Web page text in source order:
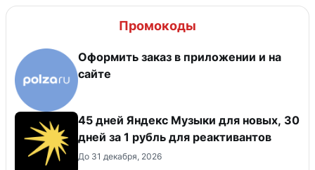
Промокоды
Оформить заказ в приложении и на
сайте
45 дней Яндекс Музыки для новых, 30
дней за 1 рубль для реактивантов
До 31 декабря, 2026